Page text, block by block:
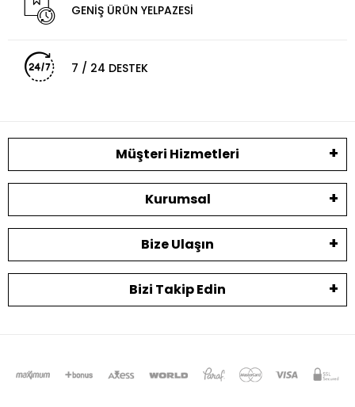
GENİŞ ÜRÜN YELPAZESİ
7 / 24 DESTEK
Müşteri Hizmetleri
Kurumsal
Bize Ulaşın
Bizi Takip Edin